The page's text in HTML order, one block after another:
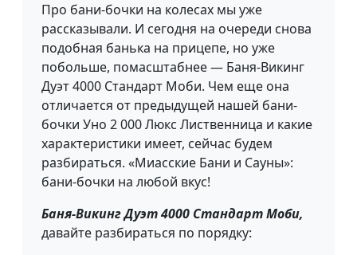
Про бани-бочки на колесах мы уже
рассказывали. И сегодня на очереди снова
подобная банька на прицепе, но уже
побольше, помасштабнее — Баня-Викинг
Дуэт 4000 Стандарт Моби. Чем еще она
отличается от предыдущей нашей бани-
бочки Уно 2 000 Люкс Лиственница и какие
характеристики имеет, сейчас будем
разбираться. «Миасские Бани и Сауны»:
бани-бочки на любой вкус!
Баня-Викинг Дуэт 4000 Стандарт Моби,
давайте разбираться по порядку: